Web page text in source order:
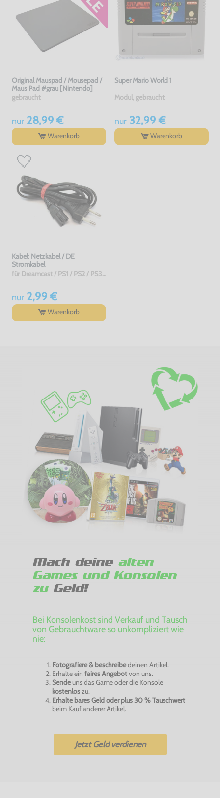
Original Mauspad / Mousepad /
Maus Pad #grau [Nintendo]
gebraucht
nur28,99 €
Warenkorb
Super Mario World 1
Modul, gebraucht
nur32,99 €
Warenkorb
Kabel: Netzkabel / DE
Stromkabel
für Dreamcast / PS1 / PS2 / PS3 / PS4 / Saturn / Xbox / 3DO, gebraucht
nur2,99 €
Warenkorb
Mach deine alten
Games und Konsolen
zuGeld!
Bei Konsolenkost sind Verkauf und Tausch
von Gebrauchtware so unkompliziert wie
nie:
Fotografiere & beschreibedeinen Artikel.
Erhalte ein faires Angebotvon uns.
Sendeuns das Game oder die Konsole
kostenloszu.
Erhalte bares Geld oder plus 30 % Tauschwert
beim Kauf anderer Artikel.
Jetzt Geld verdienen